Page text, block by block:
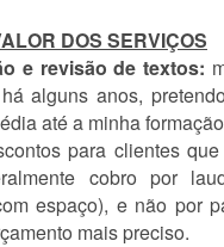
DOS SERVIÇOS
e revisão de textos:
alguns anos,
até a minha
para clientes
cobro por
espaço), e não por
mais preciso.